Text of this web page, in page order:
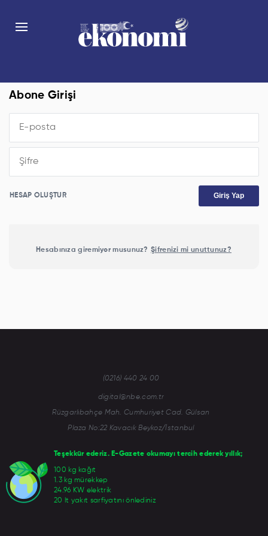
Abone Girişi
HESAP OLUŞTUR Giriş Yap
Hesabınıza giremiyor musunuz? Şifrenizi mi unuttunuz?
Teşekkür ederiz. E-Gazete okumayı tercih ederek yıllık;
100 kg kağıt
1.3 kg mürekkep
24.96 KW elektrik
20 lt yakıt sarfiyatını önlediniz
(0216) 440 24 00
digital@nbe.com.tr
Rüzgarlıbahçe Mah. Cumhuriyet Cad. Gülsan
Plaza No:22 Kavacık Beykoz/İstanbul